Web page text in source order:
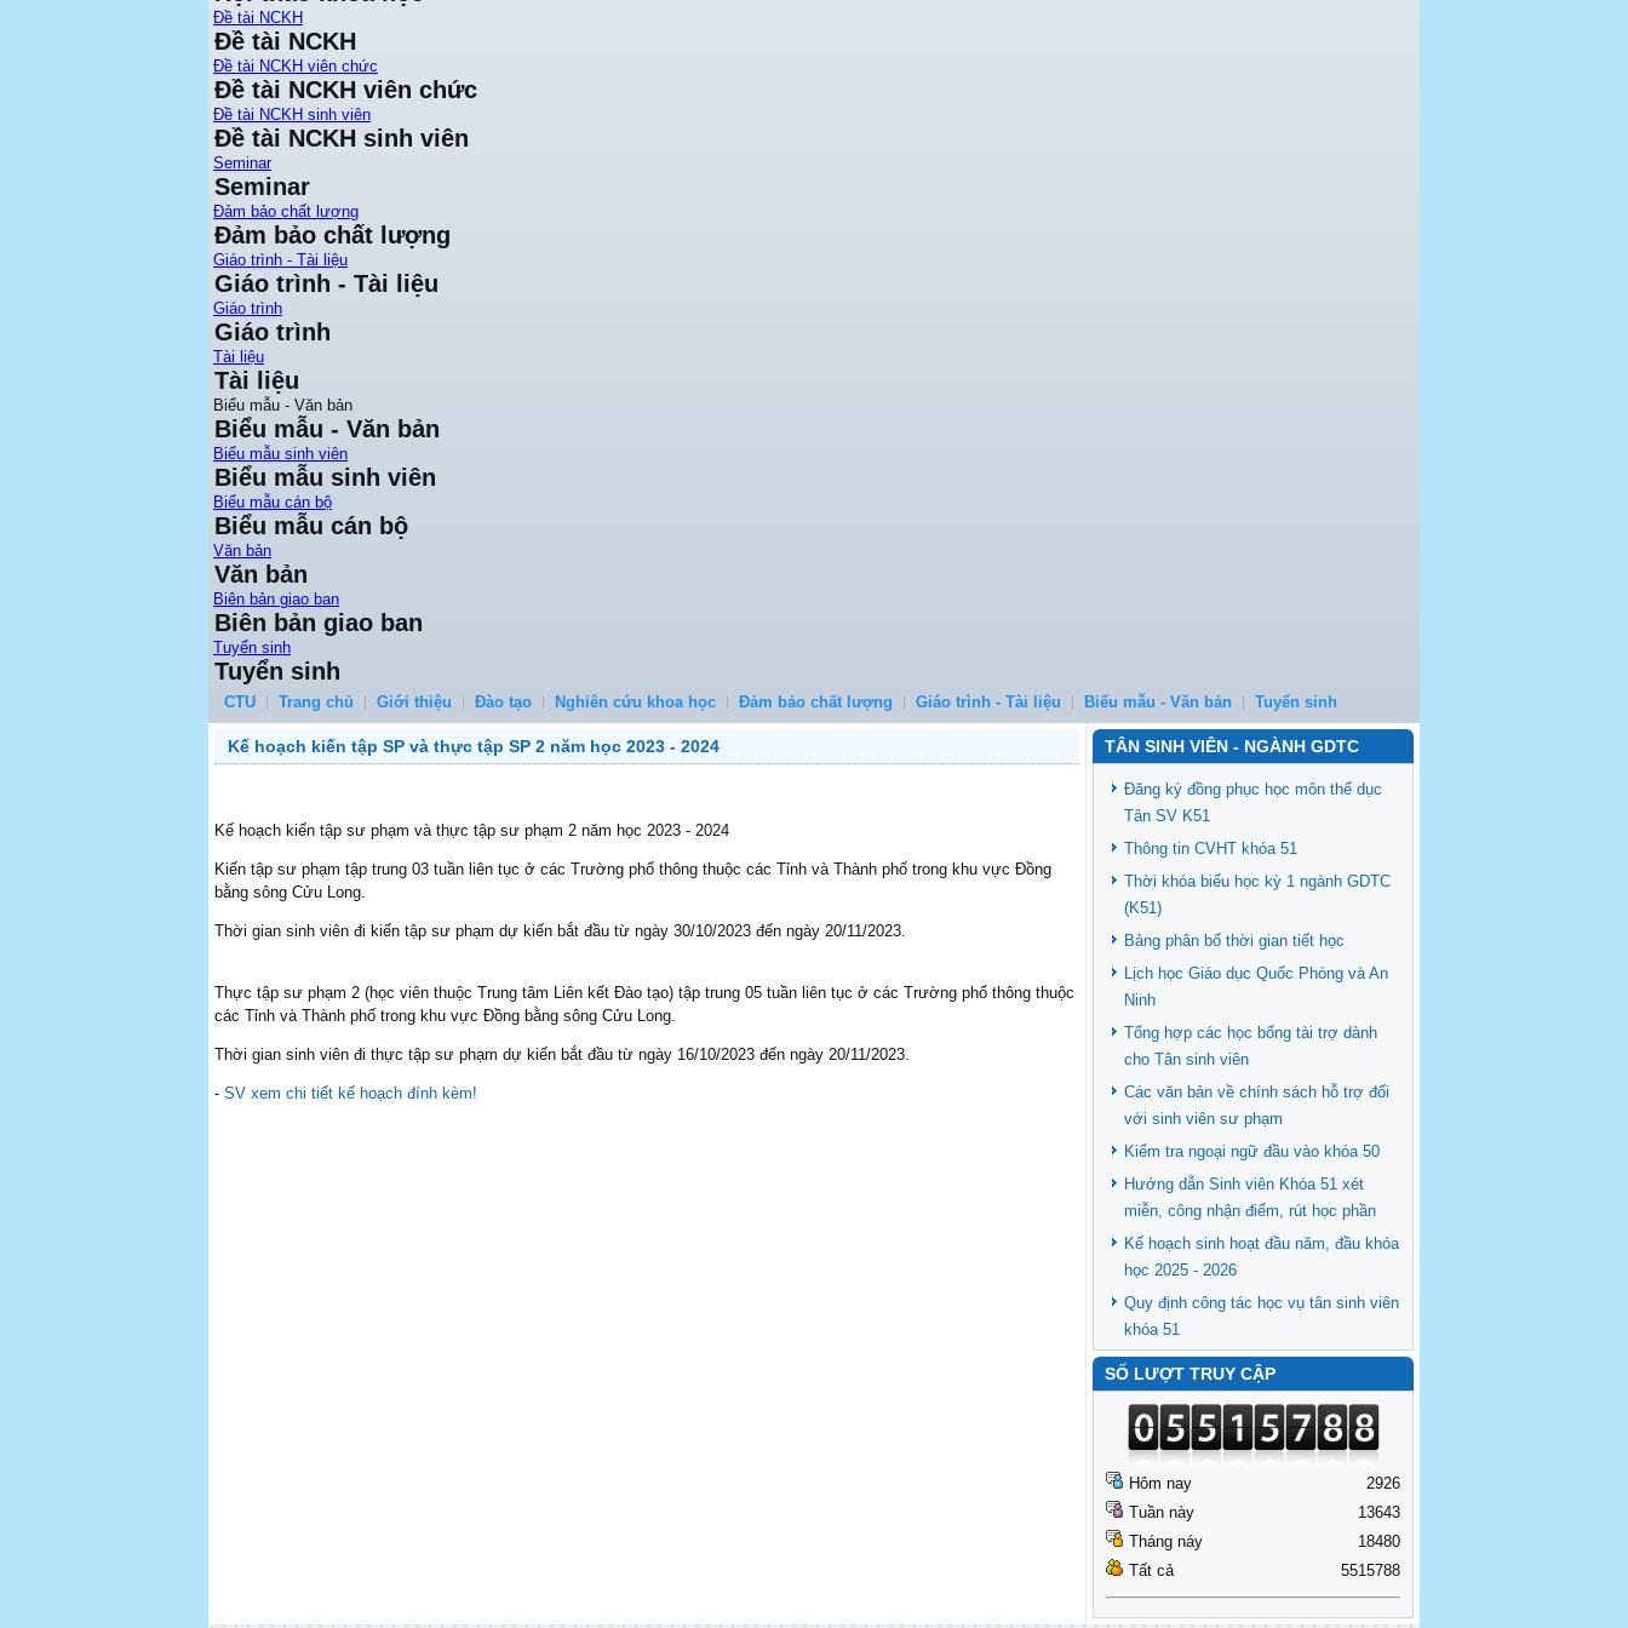
Đề tài NCKH
Đề tài NCKH
Đề tài NCKH viên chức
Đề tài NCKH viên chức
Đề tài NCKH sinh viên
Đề tài NCKH sinh viên
Seminar
Seminar
Đảm bảo chất lượng
Đảm bảo chất lượng
Giáo trình - Tài liệu
Giáo trình - Tài liệu
Giáo trình
Giáo trình
Tài liệu
Tài liệu
Biểu mẫu - Văn bản
Biểu mẫu - Văn bản
Biểu mẫu sinh viên
Biểu mẫu sinh viên
Biểu mẫu cán bộ
Biểu mẫu cán bộ
Văn bản
Văn bản
Biên bản giao ban
Biên bản giao ban
Tuyển sinh
Tuyển sinh
CTU Trang chủ Giới thiệu Đào tạo Nghiên cứu khoa học Đảm bảo chất lượng Giáo trình - Tài liệu Biểu mẫu - Văn bản Tuyển sinh
Kế hoạch kiến tập SP và thực tập SP 2 năm học 2023 - 2024
Kế hoạch kiến tập sư phạm và thực tập sư phạm 2 năm học 2023 - 2024
Kiến tập sư phạm tập trung 03 tuần liên tục ở các Trường phổ thông thuộc các Tỉnh và Thành phố trong khu vực Đồng
bằng sông Cửu Long.
Thời gian sinh viên đi kiến tập sư phạm dự kiến bắt đầu từ ngày 30/10/2023 đến ngày 20/11/2023.
Thực tập sư phạm 2 (học viên thuộc Trung tâm Liên kết Đào tạo) tập trung 05 tuần liên tục ở các Trường phổ thông thuộc
các Tỉnh và Thành phố trong khu vực Đồng bằng sông Cửu Long.
Thời gian sinh viên đi thực tập sư phạm dự kiến bắt đầu từ ngày 16/10/2023 đến ngày 20/11/2023.
- SV xem chi tiết kế hoạch đính kèm!
TÂN SINH VIÊN - NGÀNH GDTC
Đăng ký đồng phục học môn thể dục
Tân SV K51
Thông tin CVHT khóa 51
Thời khóa biểu học kỳ 1 ngành GDTC
(K51)
Bảng phân bố thời gian tiết học
Lịch học Giáo dục Quốc Phòng và An
Ninh
Tổng hợp các học bổng tài trợ dành
cho Tân sinh viên
Các văn bản về chính sách hỗ trợ đối
với sinh viên sư phạm
Kiểm tra ngoại ngữ đầu vào khóa 50
Hướng dẫn Sinh viên Khóa 51 xét
miễn, công nhận điểm, rút học phần
Kế hoạch sinh hoạt đầu năm, đầu khóa
học 2025 - 2026
Quy định công tác học vụ tân sinh viên
khóa 51
SỐ LƯỢT TRUY CẬP
Hôm nay
Tuần này
Tháng náy
Tất cả
2926
13643
18480
5515788